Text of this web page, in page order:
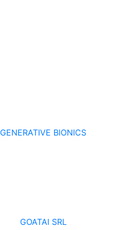
GENERATIVE BIONICS
GOATAI SRL